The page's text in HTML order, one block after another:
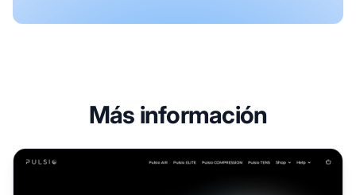
Más información
Programa de Afiliados Pulsio